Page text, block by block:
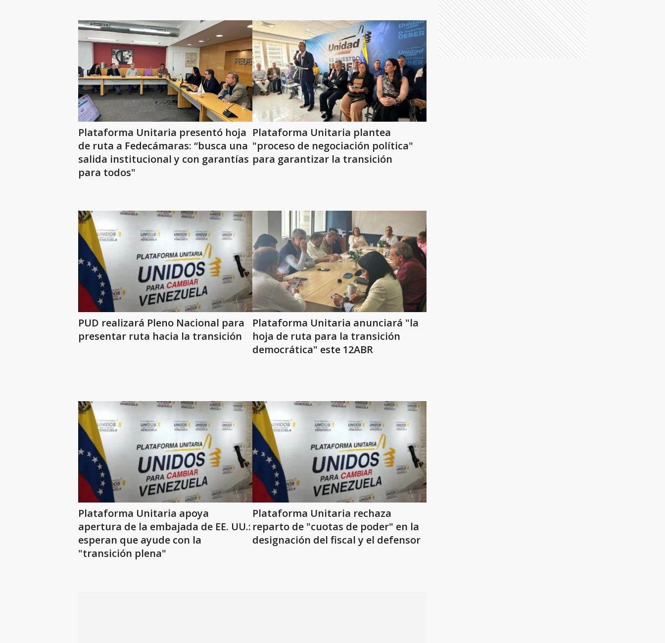
Plataforma Unitaria presentó hoja
de ruta a Fedecámaras: “busca una
salida institucional y con garantías
para todos"
Plataforma Unitaria plantea
"proceso de negociación política"
para garantizar la transición
PUD realizará Pleno Nacional para
presentar ruta hacia la transición
Plataforma Unitaria anunciará "la
hoja de ruta para la transición
democrática" este 12ABR
Plataforma Unitaria apoya
apertura de la embajada de EE. UU.:
esperan que ayude con la
"transición plena"
Plataforma Unitaria rechaza
reparto de "cuotas de poder" en la
designación del fiscal y el defensor